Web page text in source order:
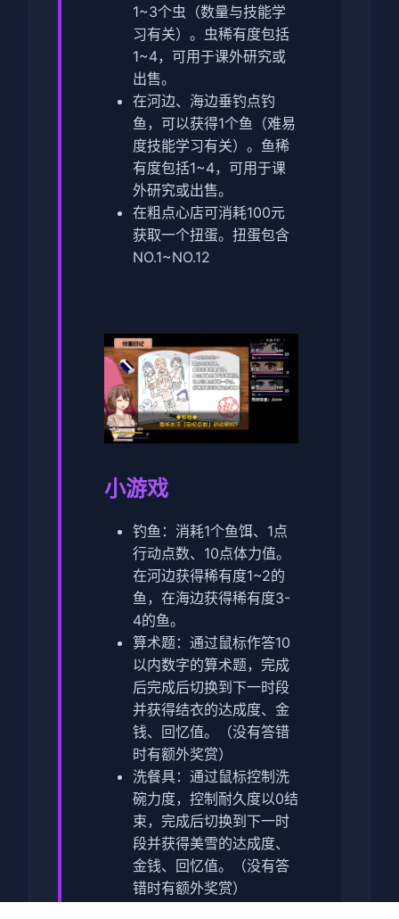
1~3个虫（数量与技能学
习有关）。虫稀有度包括
1~4，可用于课外研究或
出售。
在河边、海边垂钓点钓
鱼，可以获得1个鱼（难易
度技能学习有关）。鱼稀
有度包括1~4，可用于课
外研究或出售。
在粗点心店可消耗100元
获取一个扭蛋。扭蛋包含
NO.1~NO.12
小游戏
钓鱼：消耗1个鱼饵、1点
行动点数、10点体力值。
在河边获得稀有度1~2的
鱼，在海边获得稀有度3-
4的鱼。
算术题：通过鼠标作答10
以内数字的算术题，完成
后完成后切换到下一时段
并获得结衣的达成度、金
钱、回忆值。（没有答错
时有额外奖赏）
洗餐具：通过鼠标控制洗
碗力度，控制耐久度以0结
束，完成后切换到下一时
段并获得美雪的达成度、
金钱、回忆值。（没有答
错时有额外奖赏）